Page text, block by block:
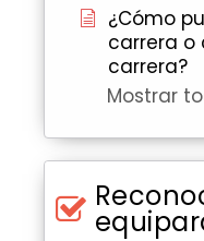
¿Cómo
carrera o
carrera?
Mostrar